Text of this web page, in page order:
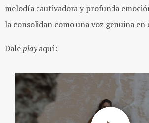
melodía cautivadora y profunda
la consolidan como una voz genuina en
Daleplayaquí: